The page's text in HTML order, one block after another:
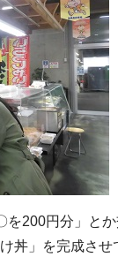
を200円分」と
丼」を完成させ